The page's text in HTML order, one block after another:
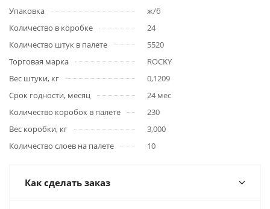
Упаковка
ж/б
Количество в коробке
24
Количество штук в палете
5520
Торговая марка
ROCKY
Вес штуки, кг
0,1209
Срок годности, месяц
24 мес
Количество коробок в палете
230
Вес коробки, кг
3,000
Количество слоев на палете
10
Как сделать заказ